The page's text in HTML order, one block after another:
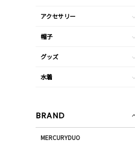
アクセサリー
帽子
グッズ
水着
BRAND
MERCURYDUO